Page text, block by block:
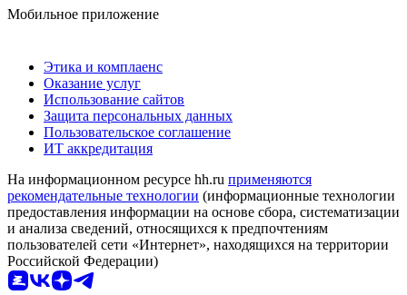
Мобильное приложение
Этика и комплаенс
Оказание услуг
Использование сайтов
Защита персональных данных
Пользовательское соглашение
ИТ аккредитация
На информационном ресурсе hh.ru применяются
рекомендательные технологии (информационные технологии
предоставления информации на основе сбора, систематизации
и анализа сведений, относящихся к предпочтениям
пользователей сети «Интернет», находящихся на территории
Российской Федерации)